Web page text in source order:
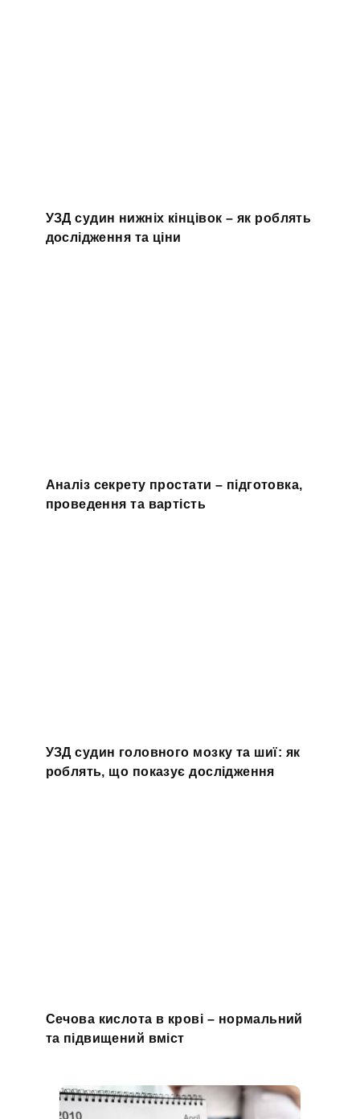
УЗД судин нижніх кінцівок – як роблять
дослідження та ціни
Аналіз секрету простати – підготовка,
проведення та вартість
УЗД судин головного мозку та шиї: як
роблять, що показує дослідження
Сечова кислота в крові – нормальний
та підвищений вміст